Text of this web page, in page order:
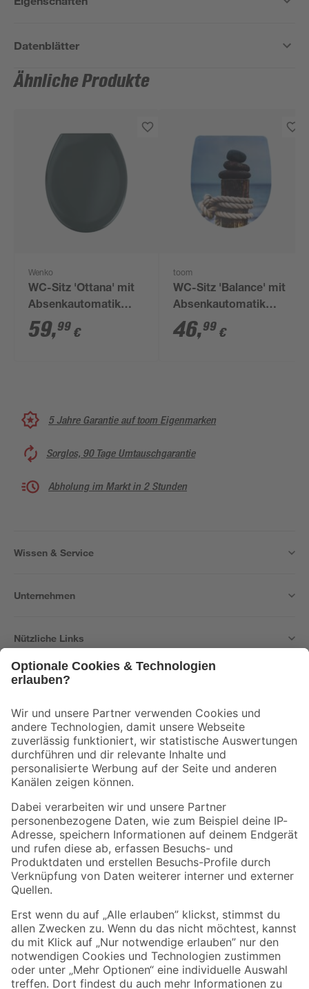
Datenblätter
Ähnliche Produkte
Wenko
WC-Sitz 'Ottana' mit
Absenkautomatik
dunkelgrau Duroplast
59,99 €
toom
WC-Sitz 'Balance' mit
Absenkautomatik
Duroplast
46,99 €
5 Jahre Garantie auf toom Eigenmarken
Sorglos, 90 Tage Umtauschgarantie
Abholung im Markt in 2 Stunden
Wissen & Service
Unternehmen
Nützliche Links
Der toom Newsletter: Keine Angebote und Aktionen mehr verpassen!
Zur Newsletter Anmeldung
Folge uns
Zahlungsarten Versandarten
Sicher einkaufen
Jetzt die toom-App herunterladen